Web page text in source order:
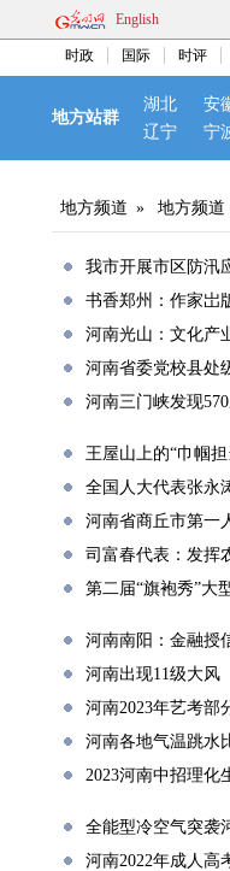
English
时政 国际 时评
地方站群
湖北 安
辽宁
宁
地方频道 » 地方频道
我市开展市区防汛
书香郑州：作家岀
河南光山：文化产
河南省委党校县处
河南三门峡发现
王屋山上的“巾帼担
全国人大代表张永
河南省商丘市第一
司富春代表：发挥
第二届“旗袍秀”大
河南南阳：金融授
河南出现11级大风
河南2023年艺考部
河南各地气温跳水
2023河南中招理化
全能型冷空气突袭
河南2022年成人高